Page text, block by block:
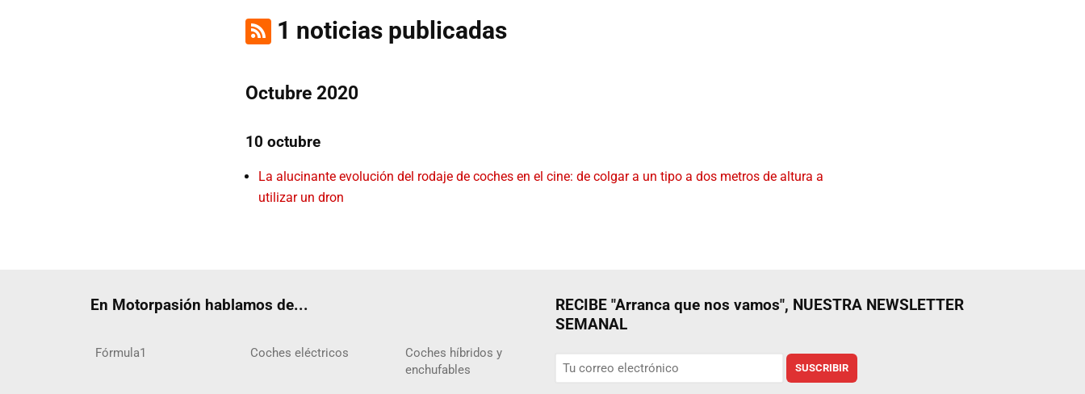
1 noticias publicadas
Octubre 2020
10 octubre
La alucinante evolución del rodaje de coches en el cine: de colgar a un tipo a dos metros de altura a
utilizar un dron
RECIBE "Arranca que nos vamos", NUESTRA NEWSLETTER
SEMANAL
SUSCRIBIR
En Motorpasión hablamos de...
Fórmula1 Coches eléctricos
Coches híbridos y
enchufables